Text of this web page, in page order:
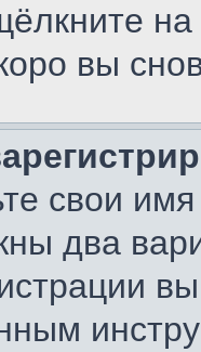
вы
свои
два